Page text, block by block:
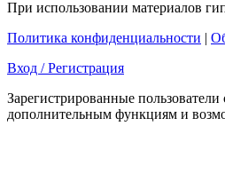
При использовании материалов
Политика конфиденциальности |
Вход / Регистрация
Зарегистрированные
дополнительным функциям и